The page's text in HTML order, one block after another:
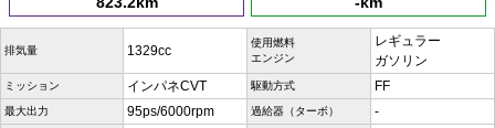
排気量 1329cc
使用燃料
エンジン
レギュラー
ガソリン
ミッション インパネCVT 駆動方式 FF
最大出力 95ps/6000rpm 過給器（ターボ） -